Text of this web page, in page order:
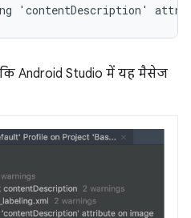
Android Studio में यह मैसेज